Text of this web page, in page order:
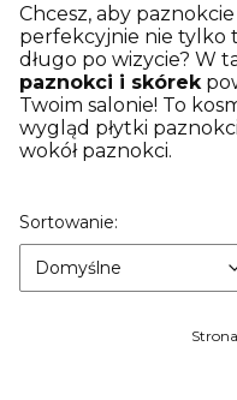
Chcesz, aby
perfekcyjnie nie tylko
długo po wizycie? W
paznokci i skórek
Twoim salonie! To
wygląd płytki
wokół paznokci.
Lista produktów
Sortowanie:
Domyślne
Strona